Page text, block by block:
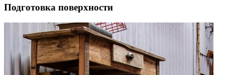
Подготовка поверхности